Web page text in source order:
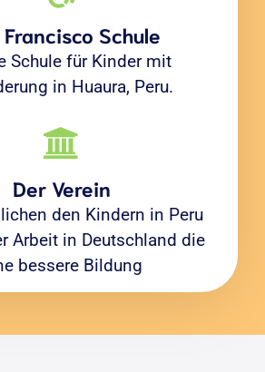
Schule
Schule für Kinder mit
in Huaura, Peru.
Der Verein
den Kindern in Peru
Arbeit in Deutschland die
bessere Bildung